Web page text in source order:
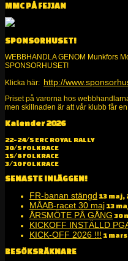
MMC PÅ FEJJAN
SPONSORHUSET!
WEBBHANDLA GENOM Munkfors
SPONSORHUSET!
Klicka här: http://
Priset på varorna hos
men skillnaden är att vår klubb får
Alltid kul på två
Kalender 2026
22-24/5 ERC ROYAL RALLY
30/5 FOLKRACE
15/8 FOLKRACE
3/10 FOLKRACE
SENASTE INLÄGGEN!
FR-banan stängd 13 maj,
MÅAB-racet 30 maj 13
ÅRSMÖTE PÅ GÅNG 30
KICKOFF INSTÄLLD
KICK-OFF 2026 !!! 1
BESÖKSRÄKNARE